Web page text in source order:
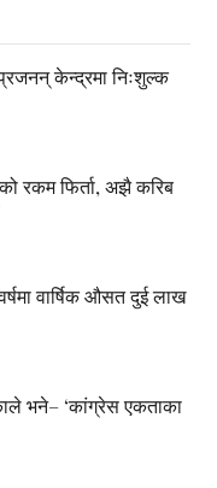
प्रजनन् केन्द्रमा निःशुल्क
रकम फिर्ता, अझै करिब
वार्षिक औसत दुई लाख
भने– ‘कांग्रेस एकताका